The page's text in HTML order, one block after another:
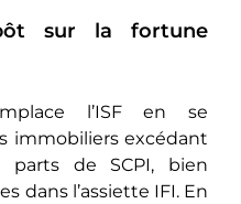
sur la fortune
l’ISF en se
immobiliers excédant
parts de SCPI, bien
dans l’assiette IFI. En